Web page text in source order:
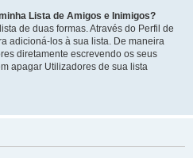
Lista de Amigos e Inimigos?
de duas formas. Através do Perfil de
adicioná-los à sua lista. De maneira
diretamente escrevendo os seus
apagar Utilizadores de sua lista